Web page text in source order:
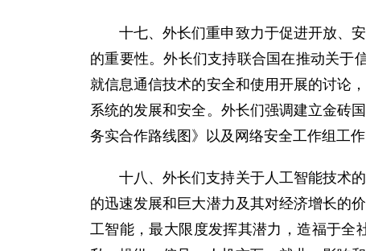
十七、外长们重申致力于促进开放、
的重要性。外长们支持联合国在推动关于
就信息通信技术的安全和使用开展的讨论
系统的发展和安全。外长们强调建立金砖
务实合作路线图》以及网络安全工作组工
十八、外长们支持关于人工智能技术
的迅速发展和巨大潜力及其对经济增长的
工智能，最大限度发挥其潜力，造福于全